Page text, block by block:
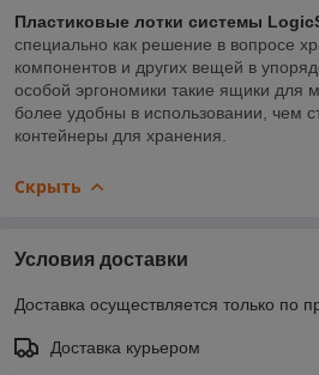
Пластиковые лотки системы
специально как решение в вопросе
компонентов и других вещей в
особой эргономики такие ящики для
более удобны в использовании, чем
контейнеры для хранения.
Скрыть
Условия доставки
Доставка осуществляется только по
Доставка курьером